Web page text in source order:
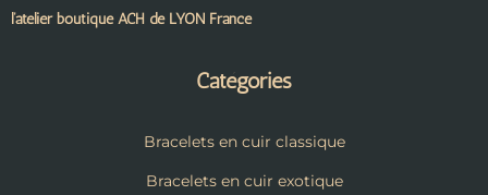
l’atelier boutique ACH de LYON France
Catégories
Bracelets en cuir classique
Bracelets en cuir exotique